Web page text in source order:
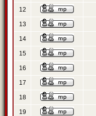
12
13
14
15
16
17
18
19